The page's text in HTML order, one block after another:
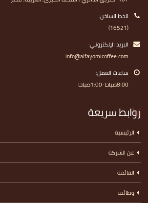
الخط الساخن:
(16521)
البريد الإلكتروني:
info@alfayomicoffee.com
ساعات العمل:
8:00صباحا-1:00صباحا
روابط سريعة
الرئيسية
عن الشركة
القائمة
وظائف